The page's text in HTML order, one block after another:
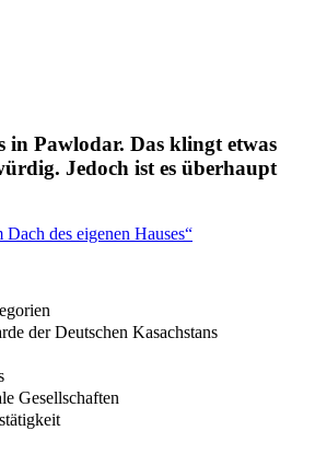
in Pawlodar. Das klingt etwas
Jedoch ist es überhaupt
Dach des eigenen Hauses“
der Deutschen Kasachstans
Gesellschaften